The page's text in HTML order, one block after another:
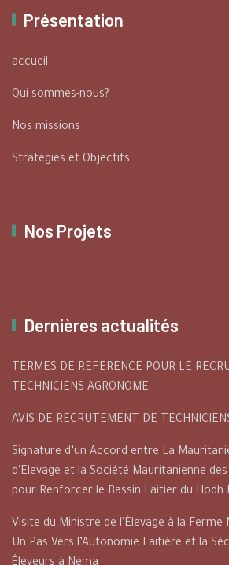
Présentation
accueil
Qui sommes-nous?
Nos missions
Stratégies et Objectifs
Nos Projets
Dernières actualités
TERMES DE REFERENCE POUR LE
TECHNICIENS AGRONOME
AVIS DE RECRUTEMENT DE
Signature d’un Accord entre La
d’Élevage et la Société Mauritanienne
pour Renforcer le Bassin Laitier du Hodh
Visite du Ministre de l’Élevage à la Ferme
Un Pas Vers l’Autonomie Laitière et la